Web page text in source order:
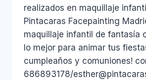
realizados en maquillaje
Pintacaras Facepainting
maquillaje infantil de fantasía
lo mejor para animar tus
cumpleaños y comuniones!
686893178/